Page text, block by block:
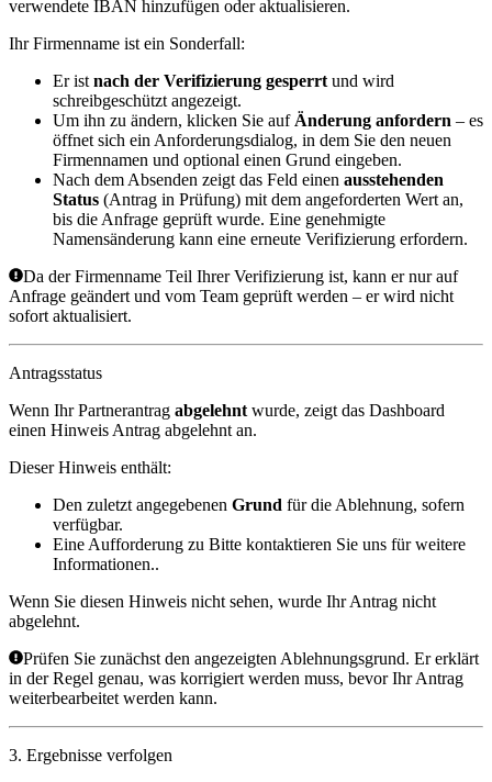
verwendete IBAN hinzufügen oder aktualisieren.
Ihr Firmenname ist ein Sonderfall:
Er ist nach der Verifizierung gesperrt und wird
schreibgeschützt angezeigt.
Um ihn zu ändern, klicken Sie auf Änderung anfordern – es
öffnet sich ein Anforderungsdialog, in dem Sie den neuen
Firmennamen und optional einen Grund eingeben.
Nach dem Absenden zeigt das Feld einen ausstehenden
Status (Antrag in Prüfung) mit dem angeforderten Wert an,
bis die Anfrage geprüft wurde. Eine genehmigte
Namensänderung kann eine erneute Verifizierung erfordern.
Da der Firmenname Teil Ihrer Verifizierung ist, kann er nur auf
Anfrage geändert und vom Team geprüft werden – er wird nicht
sofort aktualisiert.
Antragsstatus
Wenn Ihr Partnerantrag abgelehnt wurde, zeigt das Dashboard
einen Hinweis Antrag abgelehnt an.
Dieser Hinweis enthält:
Den zuletzt angegebenen Grund für die Ablehnung, sofern
verfügbar.
Eine Aufforderung zu Bitte kontaktieren Sie uns für weitere
Informationen..
Wenn Sie diesen Hinweis nicht sehen, wurde Ihr Antrag nicht
abgelehnt.
Prüfen Sie zunächst den angezeigten Ablehnungsgrund. Er erklärt
in der Regel genau, was korrigiert werden muss, bevor Ihr Antrag
weiterbearbeitet werden kann.
3. Ergebnisse verfolgen